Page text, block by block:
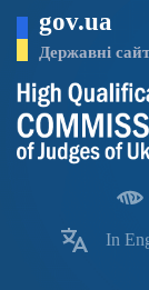
основного
матеріалу
gov.ua
Державні
In